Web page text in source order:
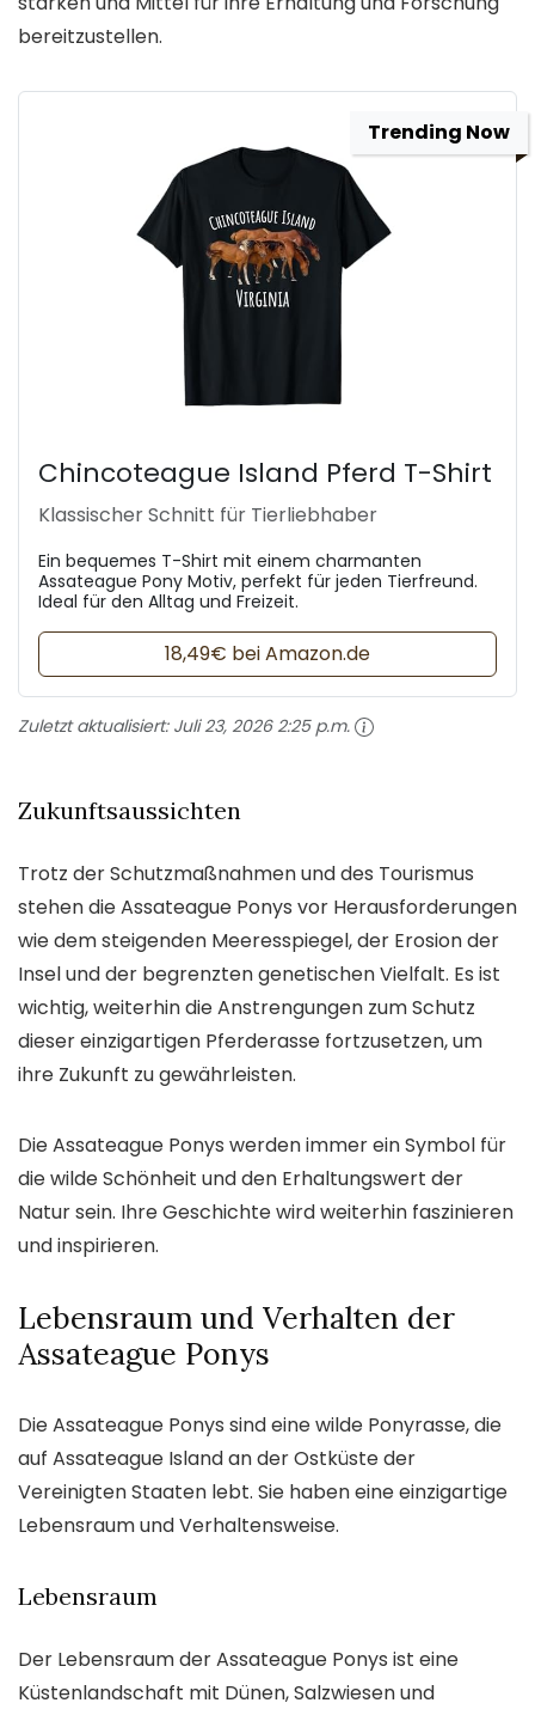
bereitzustellen.
Trending Now
Chincoteague Island Pferd T-Shirt
Klassischer Schnitt für Tierliebhaber
Ein bequemes T-Shirt mit einem charmanten
Assateague Pony Motiv, perfekt für jeden Tierfreund.
Ideal für den Alltag und Freizeit.
18,49€ bei Amazon.de
Zuletzt aktualisiert: Juli 23, 2026 2:25 p.m.
Zukunftsaussichten
Trotz der Schutzmaßnahmen und des Tourismus
stehen die Assateague Ponys vor Herausforderungen
wie dem steigenden Meeresspiegel, der Erosion der
Insel und der begrenzten genetischen Vielfalt. Es ist
wichtig, weiterhin die Anstrengungen zum Schutz
dieser einzigartigen Pferderasse fortzusetzen, um
ihre Zukunft zu gewährleisten.
Die Assateague Ponys werden immer ein Symbol für
die wilde Schönheit und den Erhaltungswert der
Natur sein. Ihre Geschichte wird weiterhin faszinieren
und inspirieren.
Lebensraum und Verhalten der
Assateague Ponys
Die Assateague Ponys sind eine wilde Ponyrasse, die
auf Assateague Island an der Ostküste der
Vereinigten Staaten lebt. Sie haben eine einzigartige
Lebensraum und Verhaltensweise.
Lebensraum
Der Lebensraum der Assateague Ponys ist eine
Küstenlandschaft mit Dünen, Salzwiesen und